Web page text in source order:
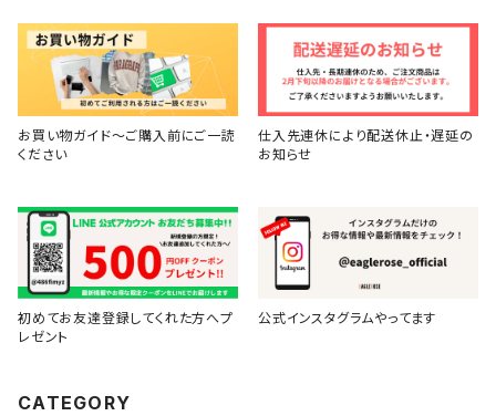
お買い物ガイド～ご購入前にご一読
ください
仕入先連休により配送休止・遅延の
お知らせ
初めてお友達登録してくれた方へプ
レゼント
公式インスタグラムやってます
CATEGORY